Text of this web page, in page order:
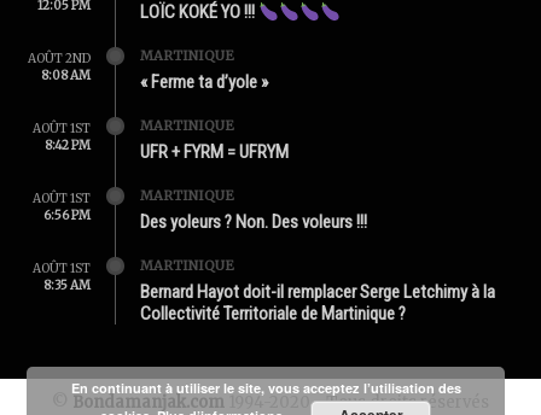
12:05 PM
LOÏC KOKÉ YO !!!
AOÛT 2ND
8:08 AM
MARTINIQUE
« Ferme ta d’yole »
AOÛT 1ST
8:42 PM
MARTINIQUE
UFR + FYRM = UFRYM
AOÛT 1ST
6:56 PM
MARTINIQUE
Des yoleurs ? Non. Des voleurs !!!
AOÛT 1ST
8:35 AM
MARTINIQUE
Bernard Hayot doit-il remplacer Serge Letchimy à la
Collectivité Territoriale de Martinique ?
Bondamanjak.com 1994-2020 - Tous droits réservés
En continuant à utiliser le site, vous acceptez l’utilisation des